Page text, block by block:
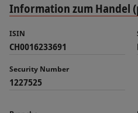
Information zum Handel
ISIN
CH0016233691
Security Number
1227525